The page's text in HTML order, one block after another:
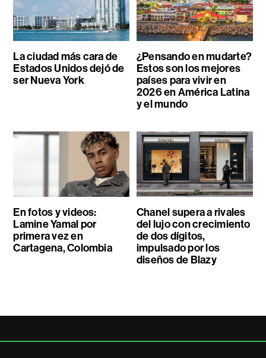
La ciudad más cara de
Estados Unidos dejó de
ser Nueva York
¿Pensando en mudarte?
Estos son los mejores
países para vivir en
2026 en América Latina
y el mundo
En fotos y videos:
Lamine Yamal por
primera vez en
Cartagena, Colombia
Chanel supera a rivales
del lujo con crecimiento
de dos dígitos,
impulsado por los
diseños de Blazy